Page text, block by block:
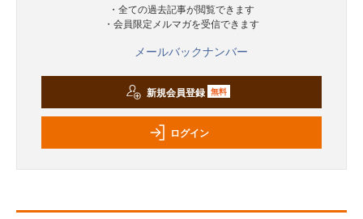
・全ての過去記事が閲覧できます
・会員限定メルマガを受信できます
メールバックナンバー
新規会員登録 無料
ログイン